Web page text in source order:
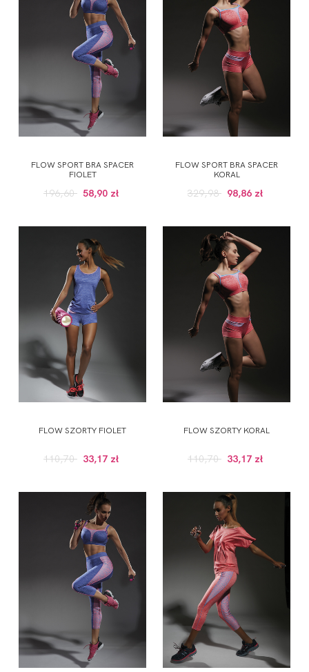
FLOW SPORT BRA SPACER
FIOLET
196,60 58,90 zł
FLOW SPORT BRA SPACER
KORAL
329,98 98,86 zł
FLOW SZORTY FIOLET
110,70 33,17 zł
FLOW SZORTY KORAL
110,70 33,17 zł